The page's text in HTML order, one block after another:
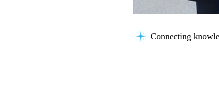
Connecting